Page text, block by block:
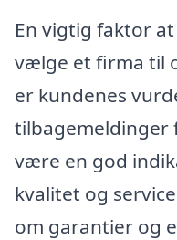
En vigtig faktor
vælge et firma til
er kundenes
tilbagemeldinger
være en god
kvalitet og
om garantier og